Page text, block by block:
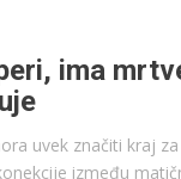
ima
uvek značiti kraj
između